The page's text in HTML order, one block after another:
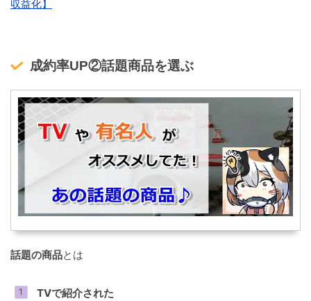
収益化】
成約率UP②話題商品を選ぶ
話題の商品とは
TVで紹介された